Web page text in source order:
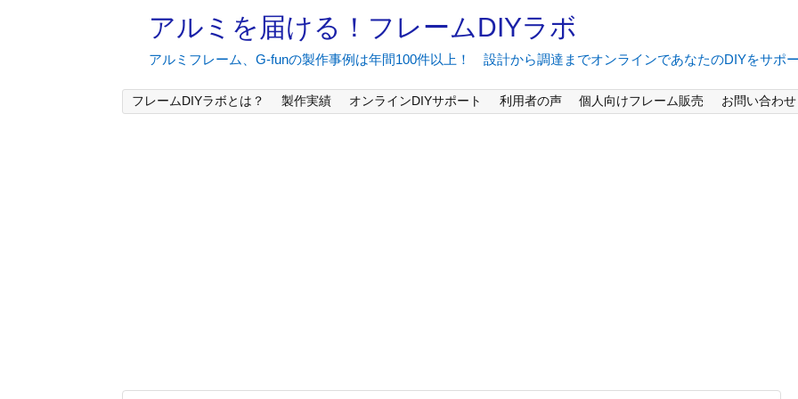
アルミを届ける！フレームDIYラボ
アルミフレーム、G-funの製作事例は年間100件以上！ 設計から調達までオンラインであなたのDIYをサポ
フレームDIYラボとは？ 製作実績 オンラインDIYサポート 利用者の声 個人向けフレーム販売 お問い合わせ